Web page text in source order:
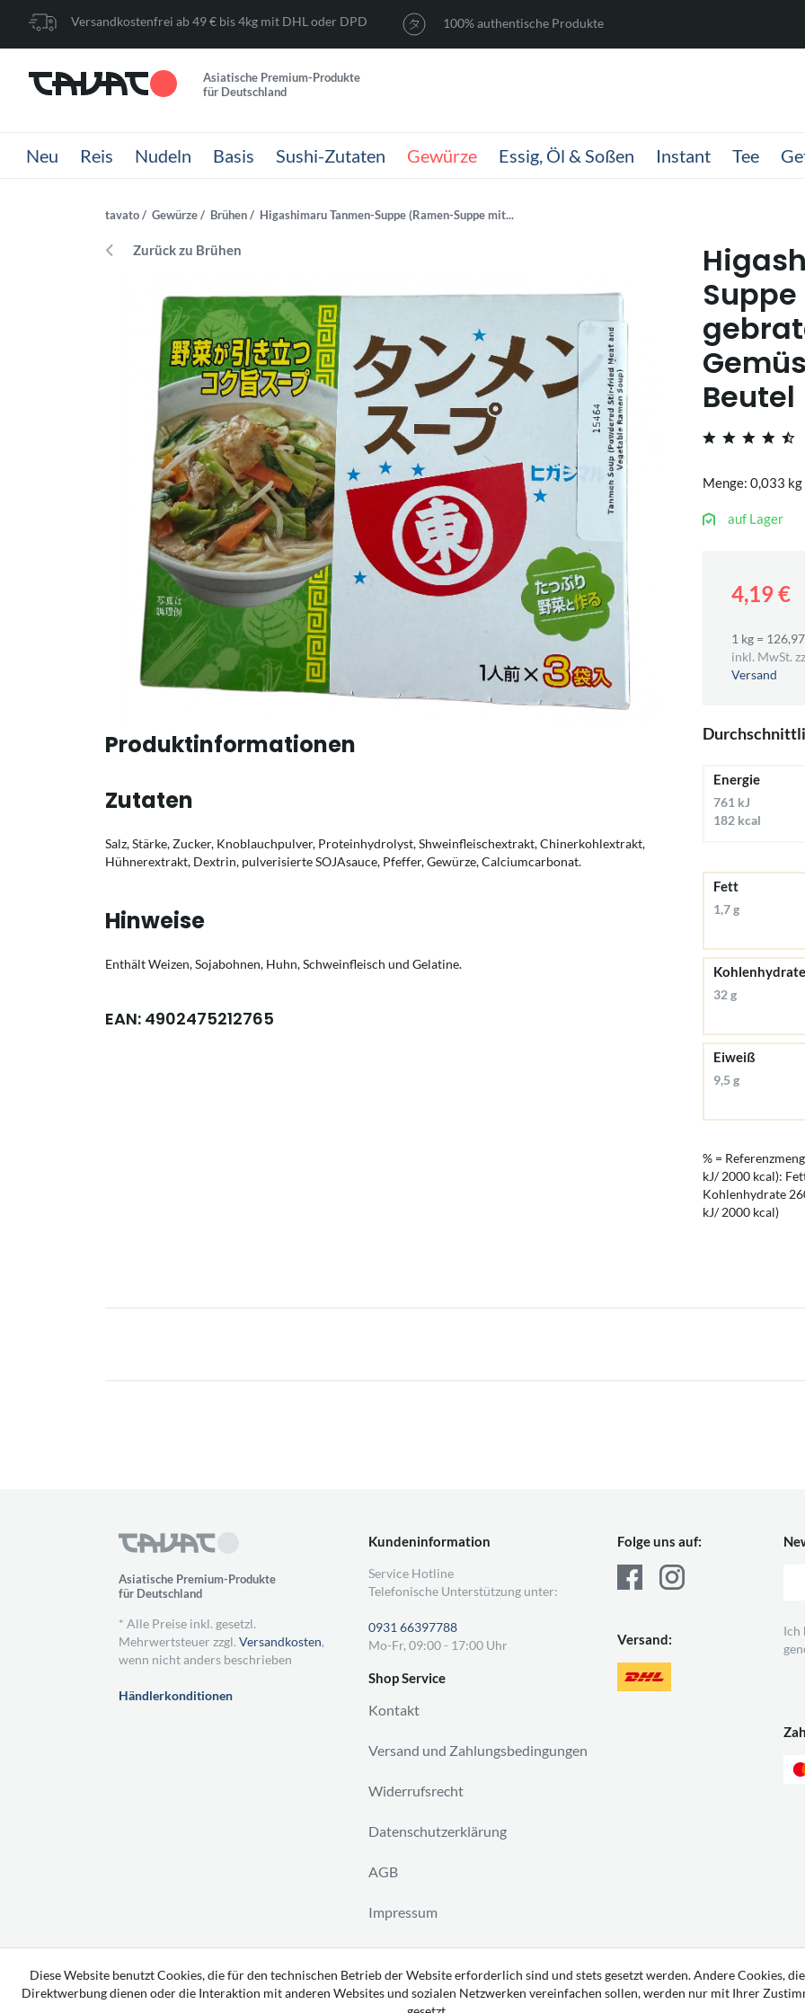
Versandkostenfrei ab 49 € bis 4kg mit DHL oder DPD 100% authentische Produkte
Asiatische Premium-Produkte
für Deutschland
Neu Reis Nudeln Basis Sushi-Zutaten Gewürze Essig, Öl & Soßen Instant Tee
tavato Gewürze Brühen Higashimaru Tanmen-Suppe (Ramen-Suppe mit...
Zurück zu Brühen
Beutel
Menge: 0,033 kg
auf Lager
4,19 €
1 kg =
inkl. MwSt.
Versand
Produktinformationen
Zutaten
Salz, Stärke, Zucker, Knoblauchpulver, Proteinhydrolyst, Shweinfleischextrakt, Chinerkohlextrakt,
Hühnerextrakt, Dextrin, pulverisierte SOJAsauce, Pfeffer, Gewürze, Calciumcarbonat.
Hinweise
Enthält Weizen, Sojabohnen, Huhn, Schweinfleisch und Gelatine.
EAN: 4902475212765
Energie
761 kJ
182 kcal
Fett
1,7 g
Kohlenhydrate
32 g
Eiweiß
9,5 g
% =
kJ/ 2000 kcal):
Kohlenhydrate
kJ/ 2000 kcal)
Asiatische Premium-Produkte
für Deutschland
* Alle Preise inkl. gesetzl.
Mehrwertsteuer zzgl. Versandkosten,
wenn nicht anders beschrieben
Händlerkonditionen
Kundeninformation
Service Hotline
Telefonische Unterstützung unter:
0931 66397788
Mo-Fr, 09:00 - 17:00 Uhr
Shop Service
Kontakt
Versand und Zahlungsbedingungen
Widerrufsrecht
Datenschutzerklärung
AGB
Impressum
Vertrag widerrufen
Folge uns auf:
Versand:
Ich
Diese Website benutzt Cookies, die für den technischen Betrieb der Website erforderlich sind und stets gesetzt werden. Andere Cookies,
Direktwerbung dienen oder die Interaktion mit anderen Websites und sozialen Netzwerken vereinfachen sollen, werden nur mit Ihrer